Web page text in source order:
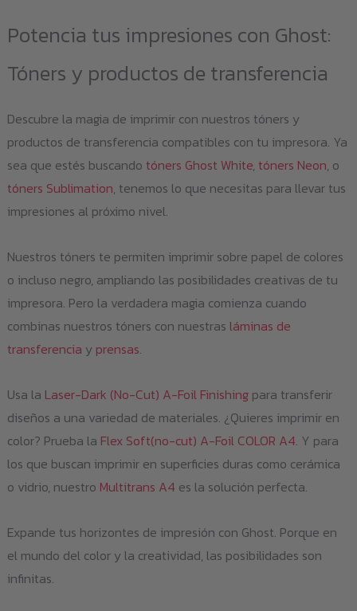
Potencia tus impresiones con Ghost:
Tóners y productos de transferencia
Descubre la magia de imprimir con nuestros tóners y
productos de transferencia compatibles con tu impresora. Ya
sea que estés buscando tóners Ghost White, tóners Neon, o
tóners Sublimation, tenemos lo que necesitas para llevar tus
impresiones al próximo nivel.
Nuestros tóners te permiten imprimir sobre papel de colores
o incluso negro, ampliando las posibilidades creativas de tu
impresora. Pero la verdadera magia comienza cuando
combinas nuestros tóners con nuestras láminas de
transferencia y prensas.
Usa la Laser-Dark (No-Cut) A-Foil Finishingpara transferir
diseños a una variedad de materiales. ¿Quieres imprimir en
color? Prueba la Flex Soft(no-cut) A-Foil COLOR A4. Y para
los que buscan imprimir en superficies duras como cerámica
o vidrio, nuestro Multitrans A4 es la solución perfecta.
Expande tus horizontes de impresión con Ghost. Porque en
el mundo del color y la creatividad, las posibilidades son
infinitas.